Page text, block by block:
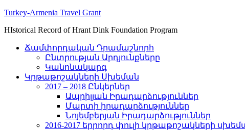
Turkey-Armenia Travel Grant
HIstorical Record of Hrant Dink Foundation Program
Ճամփորդական Դրամաշնորհ
Ընտրության Արդյունքները
Կանոնակարգ
Կրթաթոշակների Սխեման
2017 – 2018 Ընկերներ
Ապրիլյան Իրադարձություններ
Մարտի իրադարձություններ
Նոյեմբերյան Իրադարձություններ
2016-2017 երրորդ փուլի կրթաթոշակների